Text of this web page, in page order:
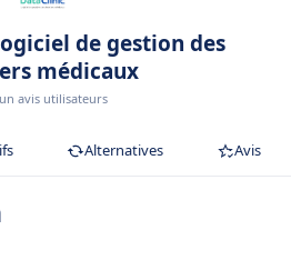
de gestion des
médicaux
avis utilisateurs
Alternatives Avis